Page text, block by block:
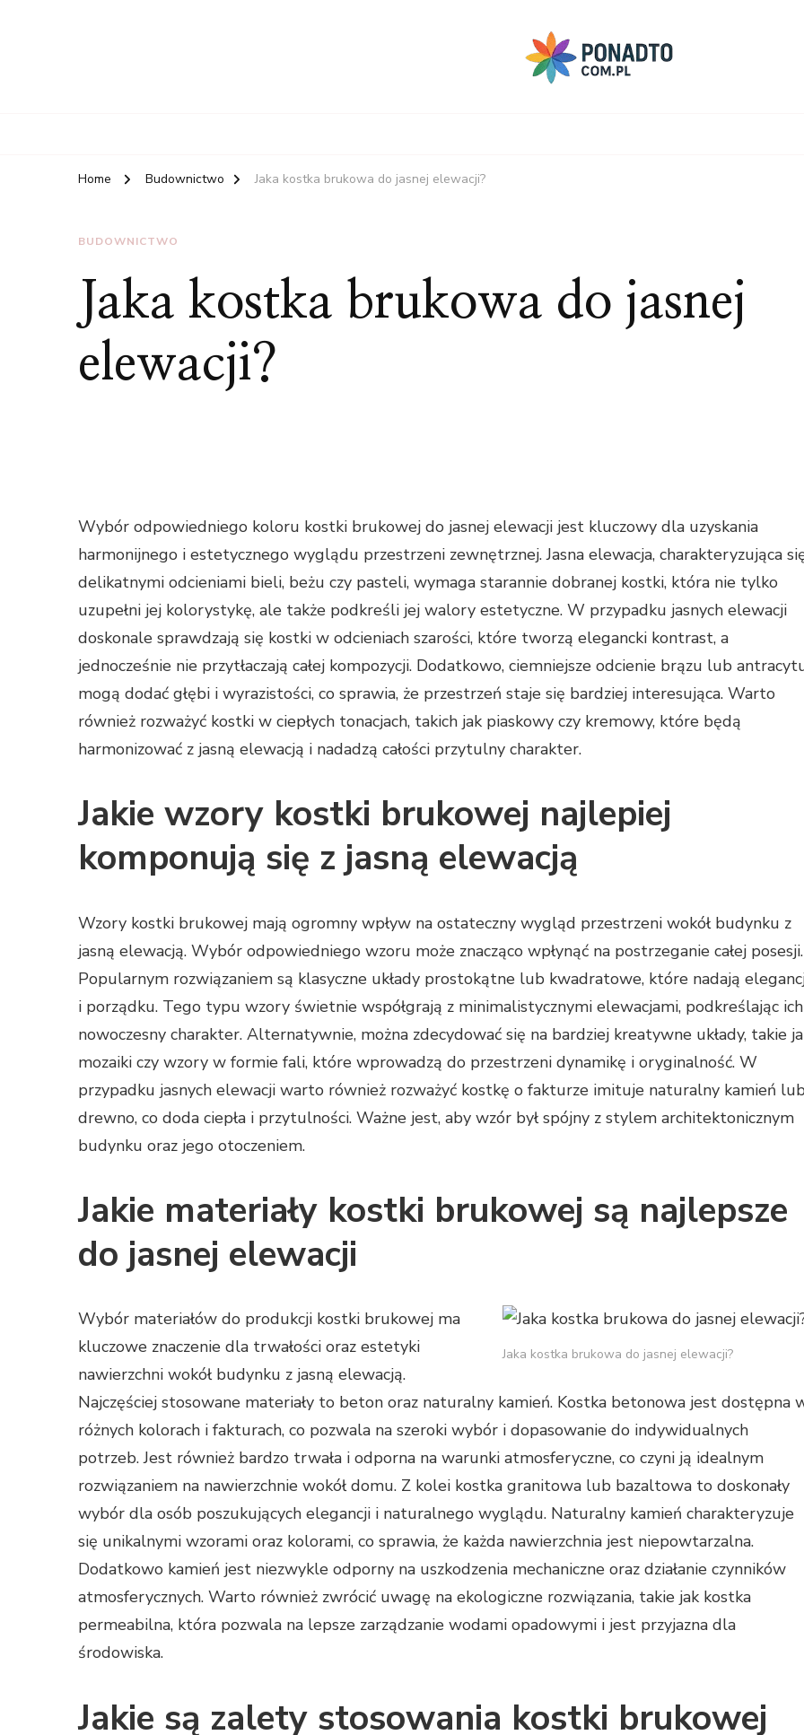
Home Budownictwo Jaka kostka brukowa do jasnej elewacji?
BUDOWNICTWO
Jaka kostka brukowa do jasnej
elewacji?
Wybór odpowiedniego koloru kostki brukowej do jasnej elewacji jest kluczowy dla uzyskania
harmonijnego i estetycznego wyglądu przestrzeni zewnętrznej. Jasna elewacja, charakteryzująca
delikatnymi odcieniami bieli, beżu czy pasteli, wymaga starannie dobranej kostki, która nie tylko
uzupełni jej kolorystykę, ale także podkreśli jej walory estetyczne. W przypadku jasnych elewacji
doskonale sprawdzają się kostki w odcieniach szarości, które tworzą elegancki kontrast, a
jednocześnie nie przytłaczają całej kompozycji. Dodatkowo, ciemniejsze odcienie brązu lub
mogą dodać głębi i wyrazistości, co sprawia, że przestrzeń staje się bardziej interesująca. Warto
również rozważyć kostki w ciepłych tonacjach, takich jak piaskowy czy kremowy, które będą
harmonizować z jasną elewacją i nadadzą całości przytulny charakter.
Jakie wzory kostki brukowej najlepiej
komponują się z jasną elewacją
Wzory kostki brukowej mają ogromny wpływ na ostateczny wygląd przestrzeni wokół budynku z
jasną elewacją. Wybór odpowiedniego wzoru może znacząco wpłynąć na postrzeganie całej posesji.
Popularnym rozwiązaniem są klasyczne układy prostokątne lub kwadratowe, które nadają
i porządku. Tego typu wzory świetnie współgrają z minimalistycznymi elewacjami, podkreślając ich
nowoczesny charakter. Alternatywnie, można zdecydować się na bardziej kreatywne układy, takie
mozaiki czy wzory w formie fali, które wprowadzą do przestrzeni dynamikę i oryginalność. W
przypadku jasnych elewacji warto również rozważyć kostkę o fakturze imituje naturalny kamień
drewno, co doda ciepła i przytulności. Ważne jest, aby wzór był spójny z stylem architektonicznym
budynku oraz jego otoczeniem.
Jakie materiały kostki brukowej są najlepsze
do jasnej elewacji
Jaka kostka brukowa do jasnej elewacji?
Wybór materiałów do produkcji kostki brukowej ma
kluczowe znaczenie dla trwałości oraz estetyki
nawierzchni wokół budynku z jasną elewacją.
Najczęściej stosowane materiały to beton oraz naturalny kamień. Kostka betonowa jest dostępna
różnych kolorach i fakturach, co pozwala na szeroki wybór i dopasowanie do indywidualnych
potrzeb. Jest również bardzo trwała i odporna na warunki atmosferyczne, co czyni ją idealnym
rozwiązaniem na nawierzchnie wokół domu. Z kolei kostka granitowa lub bazaltowa to doskonały
wybór dla osób poszukujących elegancji i naturalnego wyglądu. Naturalny kamień charakteryzuje
się unikalnymi wzorami oraz kolorami, co sprawia, że każda nawierzchnia jest niepowtarzalna.
Dodatkowo kamień jest niezwykle odporny na uszkodzenia mechaniczne oraz działanie czynników
atmosferycznych. Warto również zwrócić uwagę na ekologiczne rozwiązania, takie jak kostka
permeabilna, która pozwala na lepsze zarządzanie wodami opadowymi i jest przyjazna dla
środowiska.
Jakie są zalety stosowania kostki brukowej